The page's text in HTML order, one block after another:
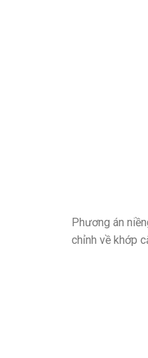
Phương án
chỉnh về khớp